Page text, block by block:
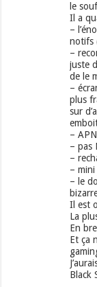
le
Il a
–
notifs
–
juste
de le
–
plus
sur
–
– pas
–
–
– le
Il est
La
En
Et ça
Black